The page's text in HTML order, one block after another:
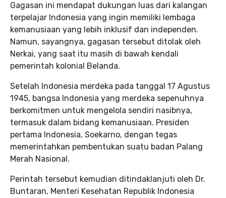
Gagasan ini mendapat dukungan luas dari kalangan
terpelajar Indonesia yang ingin memiliki lembaga
kemanusiaan yang lebih inklusif dan independen.
Namun, sayangnya, gagasan tersebut ditolak oleh
Nerkai, yang saat itu masih di bawah kendali
pemerintah kolonial Belanda.
Setelah Indonesia merdeka pada tanggal 17 Agustus
1945, bangsa Indonesia yang merdeka sepenuhnya
berkomitmen untuk mengelola sendiri nasibnya,
termasuk dalam bidang kemanusiaan. Presiden
pertama Indonesia, Soekarno, dengan tegas
memerintahkan pembentukan suatu badan Palang
Merah Nasional.
Perintah tersebut kemudian ditindaklanjuti oleh Dr.
Buntaran, Menteri Kesehatan Republik Indonesia